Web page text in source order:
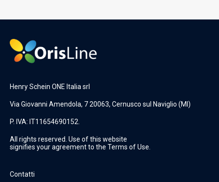
Henry Schein ONE Italia srl
Via Giovanni Amendola, 7 20063, Cernusco sul Naviglio (MI)
P. IVA: IT11654690152.
All rights reserved. Use of this website
signifies your agreement to the Terms of Use.
Contatti